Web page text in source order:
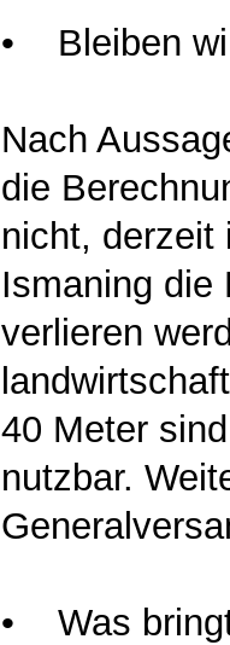
• Bleiben
Nach
die
nicht, derzeit
Ismaning die
verlieren
40 Meter
nutzbar.
• Was